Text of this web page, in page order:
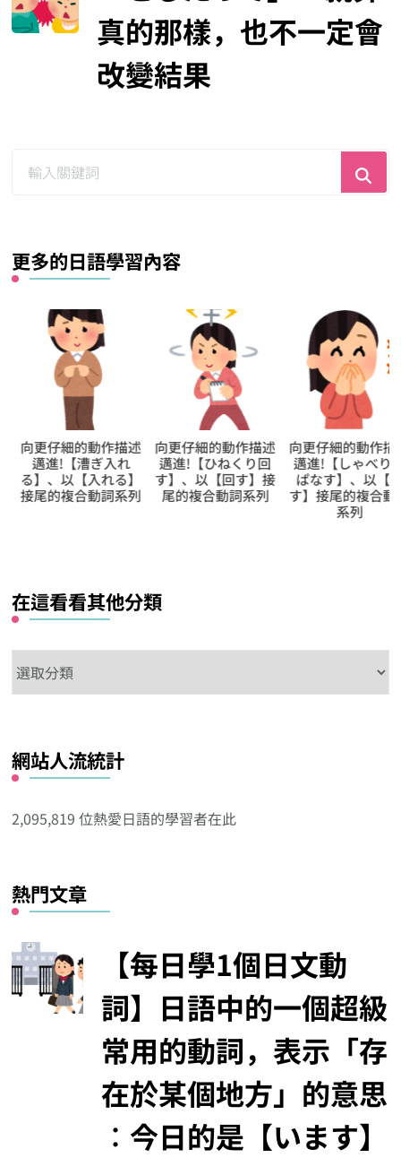
真的那樣，也不一定會
改變結果
更多的日語學習內容
向更仔細的動作描述
邁進!【漕ぎ入れ
る】、以【入れる】
接尾的複合動詞系列
向更仔細的動作描述
邁進!【ひねくり回
す】、以【回す】接
尾的複合動詞系列
向更仔細的動作描述
邁進!【しゃべりっ
ぱなす】、以【放
す】接尾的複合動詞
系列
在這看看其他分類
這
其
他
類
網站人流統計
2,095,819 位熱愛日語的學習者在此
熱門文章
【每日學1個日文動
詞】日語中的一個超級
常用的動詞，表示「存
在於某個地方」的意思
︰今日的是【います】